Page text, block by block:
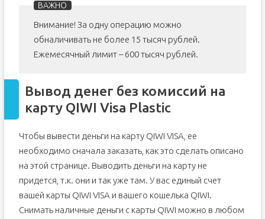
Внимание! За одну операцию можно
обналичивать не более 15 тысяч рублей.
Ежемесячный лимит – 600 тысяч рублей.
Вывод денег без комиссий на
карту QIWI Visa Plastic
Чтобы вывести деньги на карту QIWI VISA, ее
необходимо сначала заказать, как это сделать описано
на этой странице. Выводить деньги на карту не
придется, т.к. они и так уже там. У вас единый счет
вашей карты QIWI VISA и вашего кошелька QIWI.
Снимать наличные деньги с карты QIWI можно в любом